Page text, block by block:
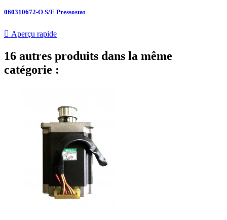
060310672-O S/E Pressostat
 Aperçu rapide
16 autres produits dans la même
catégorie :